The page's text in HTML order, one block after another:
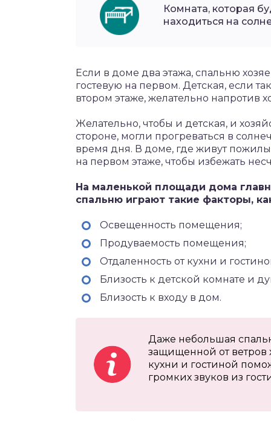
Комната, которая
находиться на
Если в доме два этажа, спальню
гостевую на первом. Детская, если
втором этаже, желательно напротив
Желательно, чтобы и детская, и
стороне, могли прогреваться в
время дня. В доме, где живут
на первом этаже, чтобы избежать
На маленькой площади дома
спальню играют такие факторы,
Освещенность помещения;
Продуваемость помещения;
Отдаленность от кухни и
Близость к детской комнате и
Близость к входу в дом.
Даже небольшая
защищенной от ветров
кухни и гостиной
громких звуков из